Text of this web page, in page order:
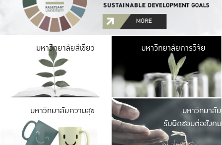
มหาวิทยาลัยสีเขียว มหาวิ
มีพื้นที่เขียวสดใส
เป็นป่าในเมือง เกษต
มหาวิทยาลัยการวิจัย
มหาวิทยาลัยความสุข มหาวิ
ค
เปิดประ
และพบเรื่องราวใ
มหาวิทยาลัย
รับผิดชอบต่อสังคม